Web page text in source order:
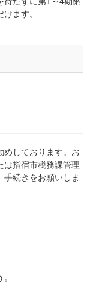
ます。
めしております。お
は指宿市税務課管理
続きをお願いしま